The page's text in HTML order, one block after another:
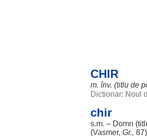
CHIR
m. înv. (titlu de
Dictionar: Noul
chir
s.m. – Domn (
(Vasmer, Gr.,